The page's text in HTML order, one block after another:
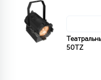
50TZ